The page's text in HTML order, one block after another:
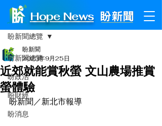
Hope News
文章
盼新聞總覽
盼政治
盼財經
盼消息
盼新聞總覽
近郊就能賞秋螢 文山農場推賞
螢體驗
盼新聞
2023年9月25日
盼新聞／新北市報導